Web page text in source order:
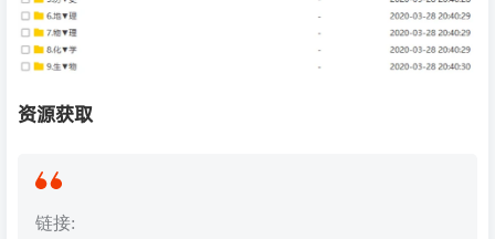
资源获取
链接: